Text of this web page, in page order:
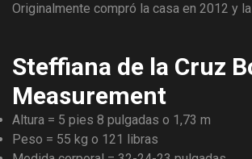
Originalmente compró la casa en 2012 y
Steffiana de la Cruz
Measurement
Altura = 5 pies 8 pulgadas o 1,73 m
Peso = 55 kg o 121 libras